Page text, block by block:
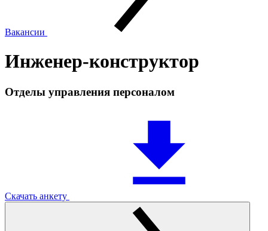
Вакансии
Инженер-конструктор
Отделы управления персоналом
Скачать анкету